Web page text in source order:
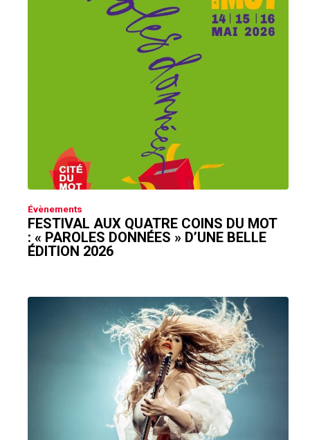
Évènements
FESTIVAL AUX QUATRE COINS DU MOT
: « PAROLES DONNÉES » D’UNE BELLE
ÉDITION 2026